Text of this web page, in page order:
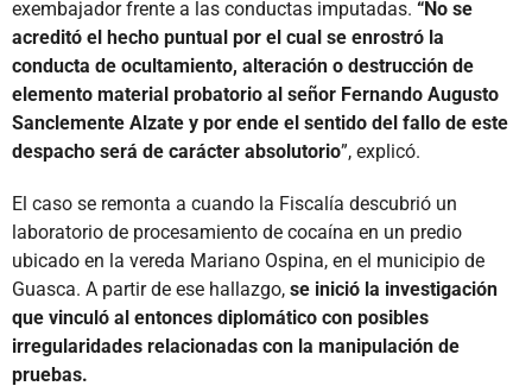
exembajador frente a las conductas imputadas. “No se
acreditó el hecho puntual por el cual se enrostró la
conducta de ocultamiento, alteración o destrucción de
elemento material probatorio al señor Fernando Augusto
Sanclemente Alzate y por ende el sentido del fallo de este
despacho será de carácter absolutorio”, explicó.
El caso se remonta a cuando la Fiscalía descubrió un
laboratorio de procesamiento de cocaína en un predio
ubicado en la vereda Mariano Ospina, en el municipio de
Guasca. A partir de ese hallazgo, se inició la investigación
que vinculó al entonces diplomático con posibles
irregularidades relacionadas con la manipulación de
pruebas.